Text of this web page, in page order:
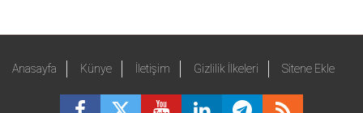
Anasayfa Künye İletişim Gizlilik İlkeleri Sitene Ekle